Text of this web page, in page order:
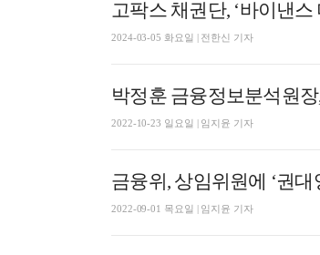
고팍스 채권단, ‘바이낸
2024-03-05 화요일 | 전한신 기자
박정훈 금융정보분석원
2022-10-23 일요일 | 임지윤 기자
금융위, 상임위원에 ‘권
2022-09-01 목요일 | 임지윤 기자